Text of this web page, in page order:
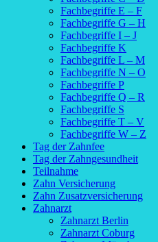
Fachbegriffe E – F
Fachbegriffe G – H
Fachbegriffe I – J
Fachbegriffe K
Fachbegriffe L – M
Fachbegriffe N – O
Fachbegriffe P
Fachbegriffe Q – R
Fachbegriffe S
Fachbegriffe T – V
Fachbegriffe W – Z
Tag der Zahnfee
Tag der Zahngesundheit
Teilnahme
Zahn Versicherung
Zahn Zusatzversicherung
Zahnarzt
Zahnarzt Berlin
Zahnarzt Coburg